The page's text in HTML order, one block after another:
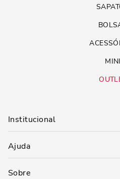
MINI
Institucional
Ajuda
Sobre